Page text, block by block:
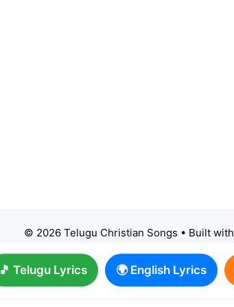
© 2026 Telugu Christian Songs • Built with
🎵 Telugu Lyrics 🌍 English Lyrics